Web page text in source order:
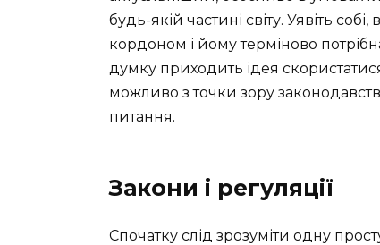
будь-якій частині світу. Уявіть
кордоном і йому терміново
думку приходить ідея
можливо з точки зору
питання.
Закони і регуляції
Спочатку слід зрозуміти одну